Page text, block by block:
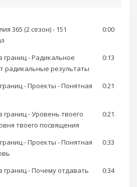
365 (2 сезон) - 151
0:00
границ - Радикальное
радикальные результаты
0:13
- Проекты - Понятная
0:21
границ - Уровень твоего
твоего посвящения
0:21
- Проекты - Понятная
0:33
границ - Почему отдавать
0:34